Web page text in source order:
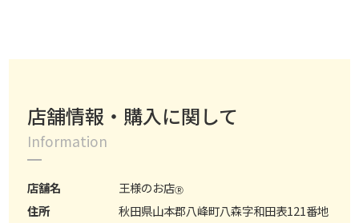
店舗情報・購入に関して
Information
店舗名 王様のお店Ⓡ
住所
秋田県山本郡八峰町八森字和田表121番地